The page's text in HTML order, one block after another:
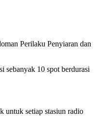
Perilaku Penyiaran dan
sebanyak 10 spot berdurasi
untuk setiap stasiun radio